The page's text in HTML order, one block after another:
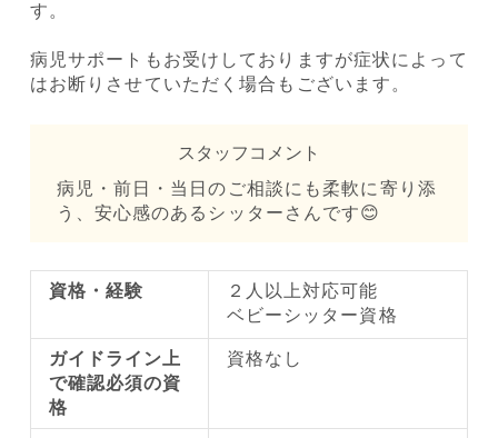
す。
病児サポートもお受けしておりますが症状によって
はお断りさせていただく場合もございます。
スタッフコメント
病児・前日・当日のご相談にも柔軟に寄り添
う、安心感のあるシッターさんです😊
資格・経験
２人以上対応可能
ベビーシッター資格
ガイドライン上
で確認必須の資
格
資格なし